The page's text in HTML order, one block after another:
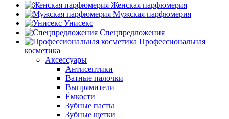
Женская парфюмерия
Мужская парфюмерия
Унисекс
Спецпредложения
Профессиональная
косметика
Аксессуары
Антисептики
Ватные палочки
Выпрямители
Ёмкости
Зубные пасты
Зубные щетки